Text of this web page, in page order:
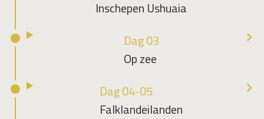
Inschepen Ushuaia
Dag 03
Op zee
Dag 04-05
Falklandeilanden